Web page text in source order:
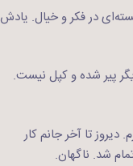
در فکر و خیال. یادش
پیر شده و کپل نیست.
تا آخر جانم کار
شد. ناگهان.